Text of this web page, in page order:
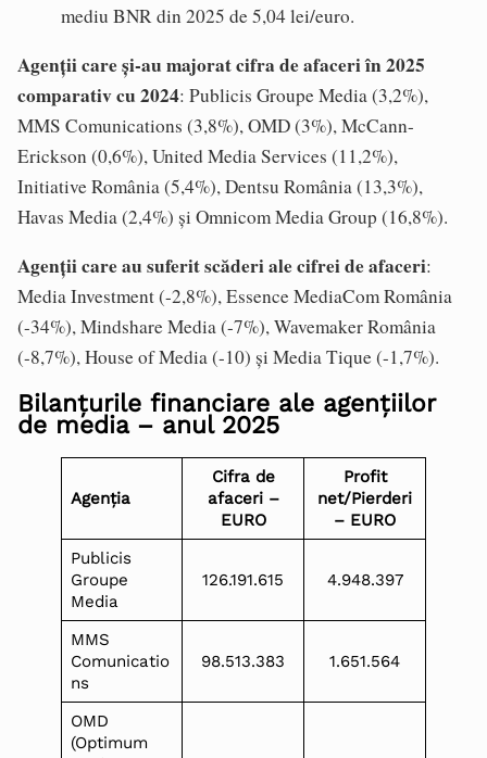
mediu BNR din 2025 de 5,04 lei/euro.
Agenții care și-au majorat cifra de afaceri în 2025
comparativ cu 2024: Publicis Groupe Media (3,2%),
MMS Comunications (3,8%), OMD (3%), McCann-
Erickson (0,6%), United Media Services (11,2%),
Initiative România (5,4%), Dentsu România (13,3%),
Havas Media (2,4%) și Omnicom Media Group (16,8%).
Agenții care au suferit scăderi ale cifrei de afaceri:
Media Investment (-2,8%), Essence MediaCom România
(-34%), Mindshare Media (-7%), Wavemaker România
(-8,7%), House of Media (-10) și Media Tique (-1,7%).
Bilanțurile financiare ale agențiilor
de media – anul 2025
Agenția
Cifra de
afaceri –
EURO
Profit
net/Pierderi
– EURO
Publicis
Groupe
Media
126.191.615 4.948.397
MMS
Comunicatio
ns
98.513.383 1.651.564
OMD
(Optimum